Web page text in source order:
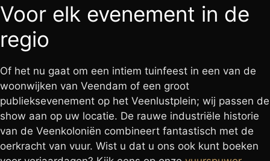
Voor elk evenement in de
regio
Of het nu gaat om een intiem tuinfeest in een van de
woonwijken van Veendam of een groot
publieksevenement op het Veenlustplein; wij passen de
show aan op uw locatie. De rauwe industriële historie
van de Veenkoloniën combineert fantastisch met de
oerkracht van vuur. Wist u dat u ons ook kunt boeken